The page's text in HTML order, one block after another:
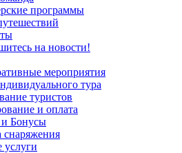
программы
на новости!
мероприятия
тура
туристов
и оплата
Бонусы
снаряжения
услуги